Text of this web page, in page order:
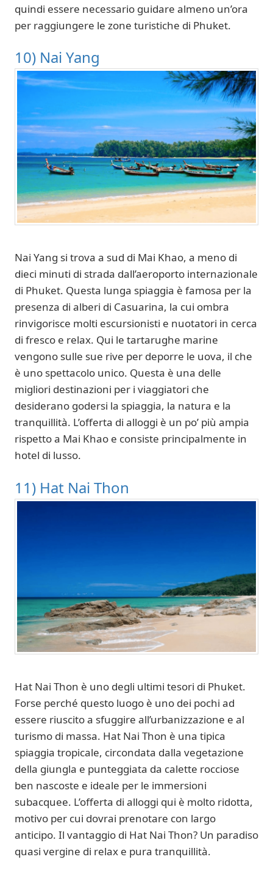
quindi essere necessario guidare almeno un’ora
per raggiungere le zone turistiche di Phuket.
10) Nai Yang
Nai Yang si trova a sud di Mai Khao, a meno di
dieci minuti di strada dall’aeroporto internazionale
di Phuket. Questa lunga spiaggia è famosa per la
presenza di alberi di Casuarina, la cui ombra
rinvigorisce molti escursionisti e nuotatori in cerca
di fresco e relax. Qui le tartarughe marine
vengono sulle sue rive per deporre le uova, il che
è uno spettacolo unico. Questa è una delle
migliori destinazioni per i viaggiatori che
desiderano godersi la spiaggia, la natura e la
tranquillità. L’offerta di alloggi è un po’ più ampia
rispetto a Mai Khao e consiste principalmente in
hotel di lusso.
11) Hat Nai Thon
Hat Nai Thon è uno degli ultimi tesori di Phuket.
Forse perché questo luogo è uno dei pochi ad
essere riuscito a sfuggire all’urbanizzazione e al
turismo di massa. Hat Nai Thon è una tipica
spiaggia tropicale, circondata dalla vegetazione
della giungla e punteggiata da calette rocciose
ben nascoste e ideale per le immersioni
subacquee. L’offerta di alloggi qui è molto ridotta,
motivo per cui dovrai prenotare con largo
anticipo. Il vantaggio di Hat Nai Thon? Un paradiso
quasi vergine di relax e pura tranquillità.